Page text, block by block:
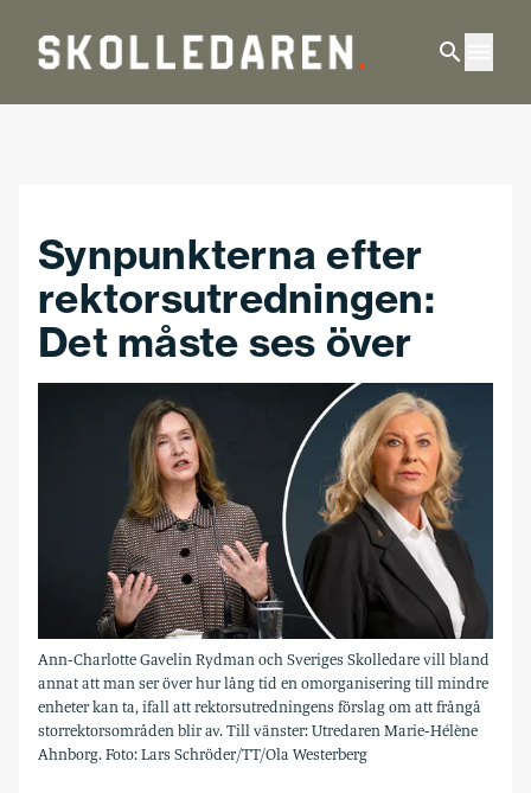
Synpunkterna efter
rektorsutredningen:
Det måste ses över
Ann-Charlotte Gavelin Rydman och Sveriges Skolledare vill bland
annat att man ser över hur lång tid en omorganisering till mindre
enheter kan ta, ifall att rektorsutredningens förslag om att frångå
storrektorsområden blir av. Till vänster: Utredaren Marie-Hélène
Ahnborg. Foto: Lars Schröder/TT/Ola Westerberg